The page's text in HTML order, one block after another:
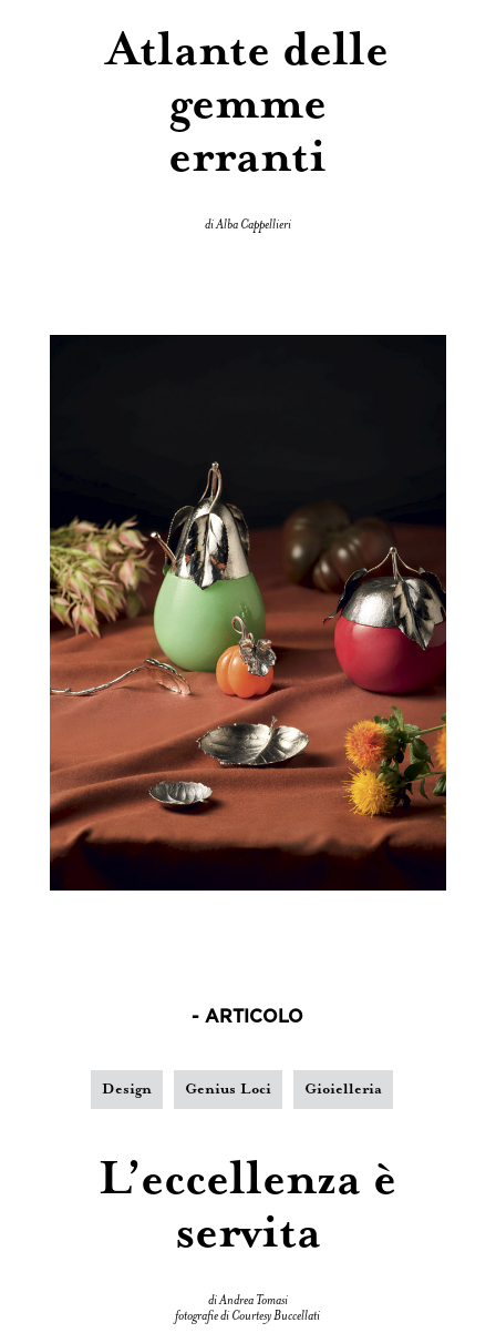
Atlante delle
gemme
erranti
di Alba Cappellieri
- ARTICOLO
Design Genius Loci Gioielleria
L’eccellenza è
servita
di Andrea Tomasi
fotografie di Courtesy Buccellati